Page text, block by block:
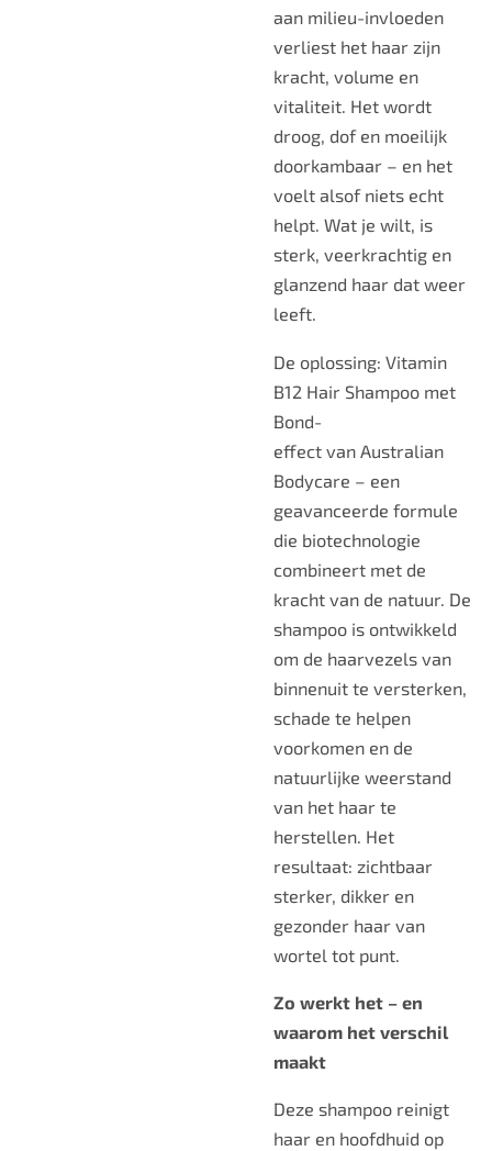
aan milieu-invloeden
verliest het haar zijn
kracht, volume en
vitaliteit. Het wordt
droog, dof en moeilijk
doorkambaar – en het
voelt alsof niets echt
helpt. Wat je wilt, is
sterk, veerkrachtig en
glanzend haar dat weer
leeft.
De oplossing: Vitamin
B12 Hair Shampoo met
Bond-
effect van Australian
Bodycare – een
geavanceerde formule
die biotechnologie
combineert met de
kracht van de natuur. De
shampoo is ontwikkeld
om de haarvezels van
binnenuit te versterken,
schade te helpen
voorkomen en de
natuurlijke weerstand
van het haar te
herstellen. Het
resultaat: zichtbaar
sterker, dikker en
gezonder haar van
wortel tot punt.
Zo werkt het – en
waarom het verschil
maakt
Deze shampoo reinigt
haar en hoofdhuid op